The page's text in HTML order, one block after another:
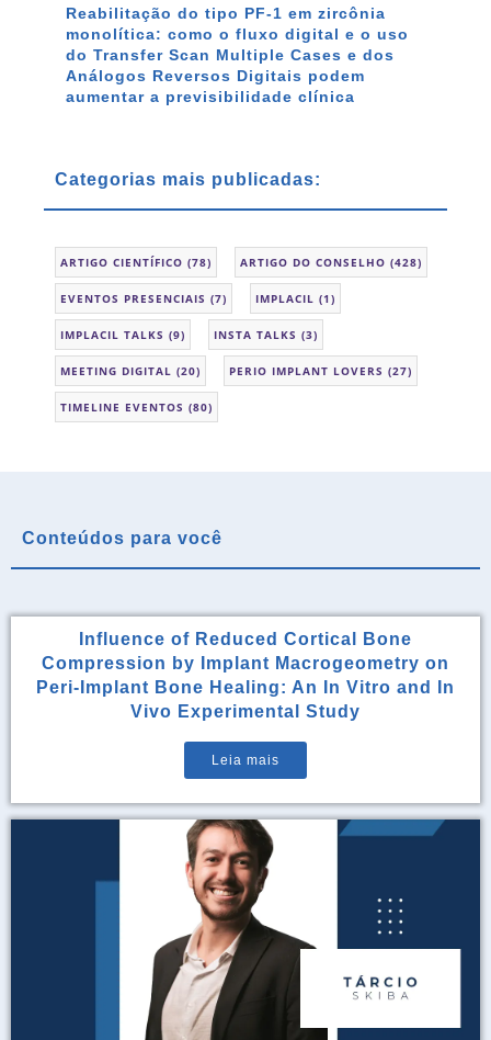
Reabilitação do tipo PF-1 em zircônia
monolítica: como o fluxo digital e o uso
do Transfer Scan Multiple Cases e dos
Análogos Reversos Digitais podem
aumentar a previsibilidade clínica
Categorias mais publicadas:
ARTIGO CIENTÍFICO (78) ARTIGO DO CONSELHO (428)
EVENTOS PRESENCIAIS (7) IMPLACIL (1)
IMPLACIL TALKS (9) INSTA TALKS (3)
MEETING DIGITAL (20) PERIO IMPLANT LOVERS (27)
TIMELINE EVENTOS (80)
Conteúdos para você
Influence of Reduced Cortical Bone
Compression by Implant Macrogeometry on
Peri-Implant Bone Healing: An In Vitro and In
Vivo Experimental Study
Leia mais